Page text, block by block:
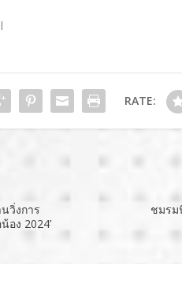
RATE:
วิ่งการ
อง 2024’
ชมรม